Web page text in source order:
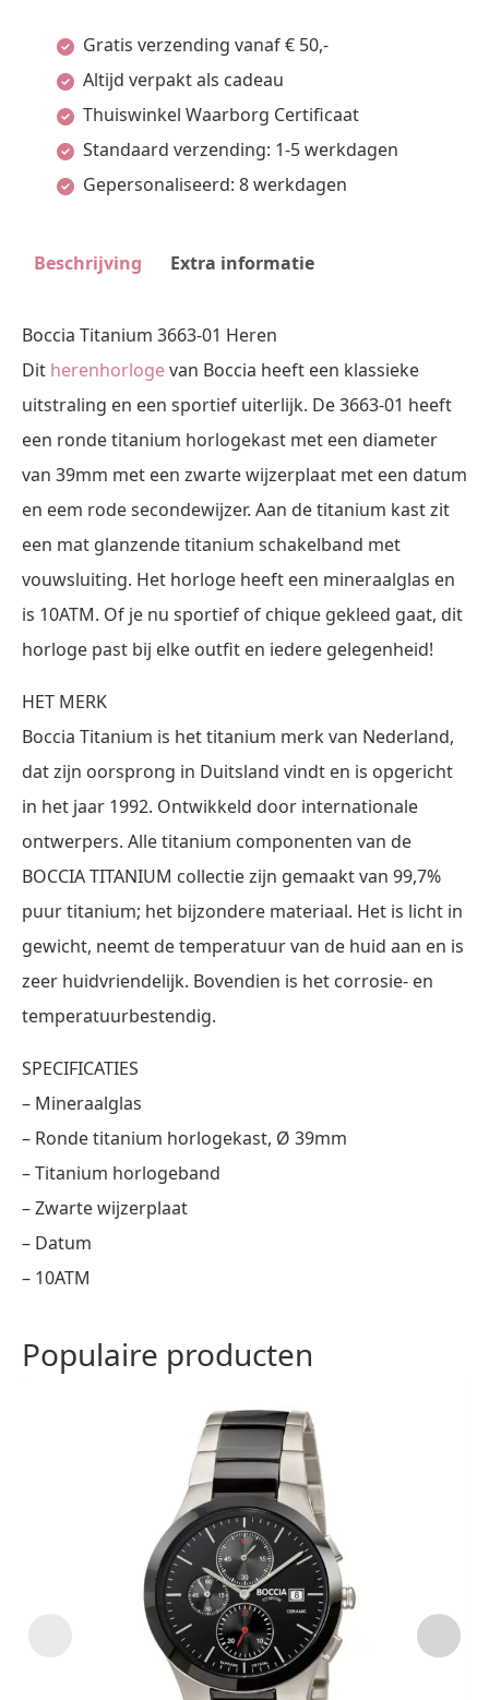
wzp.
aantal
Gratis verzending vanaf € 50,-
Altijd verpakt als cadeau
Thuiswinkel Waarborg Certificaat
Standaard verzending: 1-5 werkdagen
Gepersonaliseerd: 8 werkdagen
Beschrijving Extra informatie
Boccia Titanium 3663-01 Heren
Dit herenhorlogevan Boccia heeft een klassieke
uitstraling en een sportief uiterlijk. De 3663-01 heeft
een ronde titanium horlogekast met een diameter
van 39mm met een zwarte wijzerplaat met een datum
en eem rode secondewijzer. Aan de titanium kast zit
een mat glanzende titanium schakelband met
vouwsluiting. Het horloge heeft een mineraalglas en
is 10ATM. Of je nu sportief of chique gekleed gaat, dit
horloge past bij elke outfit en iedere gelegenheid!
HET MERK
Boccia Titanium is het titanium merk van Nederland,
dat zijn oorsprong in Duitsland vindt en is opgericht
in het jaar 1992. Ontwikkeld door internationale
ontwerpers. Alle titanium componenten van de
BOCCIA TITANIUM collectie zijn gemaakt van 99,7%
puur titanium; het bijzondere materiaal. Het is licht in
gewicht, neemt de temperatuur van de huid aan en is
zeer huidvriendelijk. Bovendien is het corrosie- en
temperatuurbestendig.
SPECIFICATIES
– Mineraalglas
– Ronde titanium horlogekast, Ø 39mm
– Titanium horlogeband
– Zwarte wijzerplaat
– Datum
– 10ATM
Populaire producten